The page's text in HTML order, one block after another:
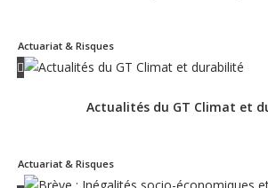
Actuariat & Risques
Actualités du GT Climat et
Actuariat & Risques